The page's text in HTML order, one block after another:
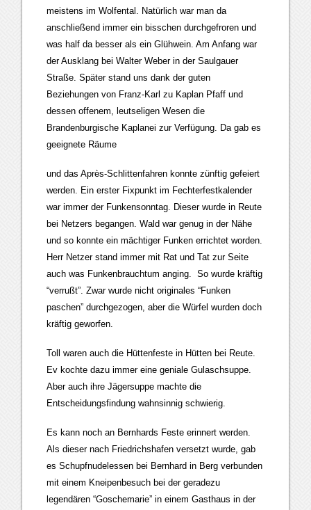
meistens im Wolfental. Natürlich war man da
anschließend immer ein bisschen durchgefroren und
was half da besser als ein Glühwein. Am Anfang war
der Ausklang bei Walter Weber in der Saulgauer
Straße. Später stand uns dank der guten
Beziehungen von Franz-Karl zu Kaplan Pfaff und
dessen offenem, leutseligen Wesen die
Brandenburgische Kaplanei zur Verfügung. Da gab es
geeignete Räume
und das Après-Schlittenfahren konnte zünftig gefeiert
werden. Ein erster Fixpunkt im Fechterfestkalender
war immer der Funkensonntag. Dieser wurde in Reute
bei Netzers begangen. Wald war genug in der Nähe
und so konnte ein mächtiger Funken errichtet worden.
Herr Netzer stand immer mit Rat und Tat zur Seite
auch was Funkenbrauchtum anging. So wurde kräftig
“verrußt”. Zwar wurde nicht originales “Funken
paschen” durchgezogen, aber die Würfel wurden doch
kräftig geworfen.
Toll waren auch die Hüttenfeste in Hütten bei Reute.
Ev kochte dazu immer eine geniale Gulaschsuppe.
Aber auch ihre Jägersuppe machte die
Entscheidungsfindung wahnsinnig schwierig.
Es kann noch an Bernhards Feste erinnert werden.
Als dieser nach Friedrichshafen versetzt wurde, gab
es Schupfnudelessen bei Bernhard in Berg verbunden
mit einem Kneipenbesuch bei der geradezu
legendären “Goschemarie” in einem Gasthaus in der